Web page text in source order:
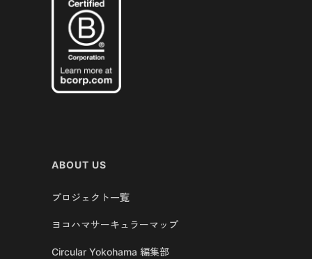
ABOUT US
プロジェクト一覧
ヨコハマサーキュラーマップ
Circular Yokohama 編集部